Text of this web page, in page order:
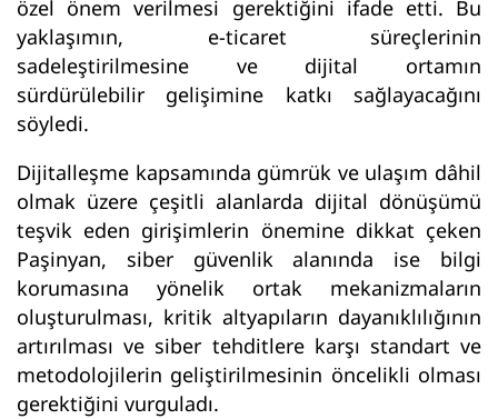
özel önem verilmesi gerektiğini ifade etti. Bu
yaklaşımın, e-ticaret süreçlerinin
sadeleştirilmesine ve dijital ortamın
sürdürülebilir gelişimine katkı sağlayacağını
söyledi.
Dijitalleşme kapsamında gümrük ve ulaşım dâhil
olmak üzere çeşitli alanlarda dijital dönüşümü
teşvik eden girişimlerin önemine dikkat çeken
Paşinyan, siber güvenlik alanında ise bilgi
korumasına yönelik ortak mekanizmaların
oluşturulması, kritik altyapıların dayanıklılığının
artırılması ve siber tehditlere karşı standart ve
metodolojilerin geliştirilmesinin öncelikli olması
gerektiğini vurguladı.